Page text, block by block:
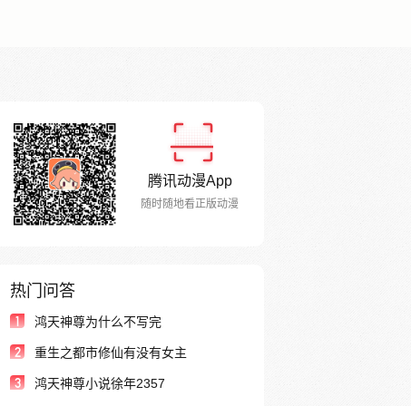
腾讯动漫App
随时随地看正版动漫
热门问答
1 鸿天神尊为什么不写完
2 重生之都市修仙有没有女主
3 鸿天神尊小说徐年2357